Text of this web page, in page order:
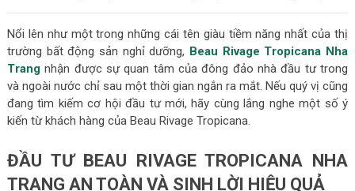
Nổi lên như một trong những cái tên giàu tiềm năng nhất của thị
trường bất động sản nghỉ dưỡng, Beau Rivage Tropicana Nha
Trangnhận được sự quan tâm của đông đảo nhà đầu tư trong
và ngoài nước chỉ sau một thời gian ngắn ra mắt. Nếu quý vị cũng
đang tìm kiếm cơ hội đầu tư mới, hãy cùng lắng nghe một số ý
kiến từ khách hàng của Beau Rivage Tropicana.
ĐẦU TƯ BEAU RIVAGE TROPICANA NHA
TRANG AN TOÀN VÀ SINH LỜI HIỆU QUẢ